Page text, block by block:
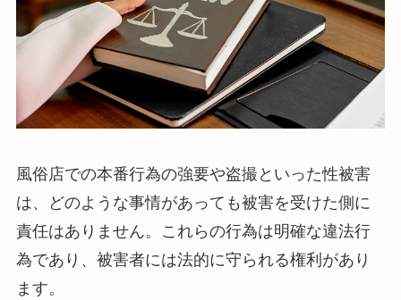
風俗店での本番行為の強要や盗撮といった性被害
は、どのような事情があっても被害を受けた側に
責任はありません。これらの行為は明確な違法行
為であり、被害者には法的に守られる権利があり
ます。